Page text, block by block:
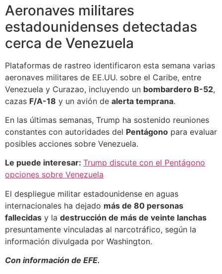
Aeronaves militares
estadounidenses detectadas
cerca de Venezuela
Plataformas de rastreo identificaron esta semana varias
aeronaves militares de EE.UU. sobre el Caribe, entre
Venezuela y Curazao, incluyendo un bombardero B-52,
cazas F/A-18 y un avión de alerta temprana.
En las últimas semanas, Trump ha sostenido reuniones
constantes con autoridades del Pentágono para evaluar
posibles acciones sobre Venezuela.
Le puede interesar: Trump discute con el Pentágono
opciones sobre Venezuela
El despliegue militar estadounidense en aguas
internacionales ha dejado más de 80 personas
fallecidas y la destrucción de más de veinte lanchas
presuntamente vinculadas al narcotráfico, según la
información divulgada por Washington.
Con información de EFE.